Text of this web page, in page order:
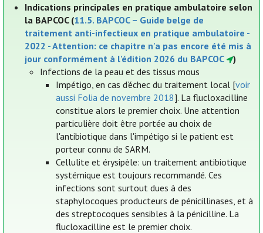
Indications principales en pratique ambulatoire selon
la BAPCOC (11.5. BAPCOC – Guide belge de
traitement anti-infectieux en pratique ambulatoire -
2022 - Attention: ce chapitre n'a pas encore été mis à
jour conformément à l'édition 2026 du BAPCOC
)
Infections de la peau et des tissus mous
Impétigo, en cas d’échec du traitement local [voir
aussi Folia de novembre 2018]. La flucloxacilline
constitue alors le premier choix. Une attention
particulière doit être portée au choix de
l'antibiotique dans l'impétigo si le patient est
porteur connu de SARM.
Cellulite et érysipèle: un traitement antibiotique
systémique est toujours recommandé. Ces
infections sont surtout dues à des
staphylocoques producteurs de pénicillinases, et à
des streptocoques sensibles à la pénicilline. La
flucloxacilline est le premier choix.